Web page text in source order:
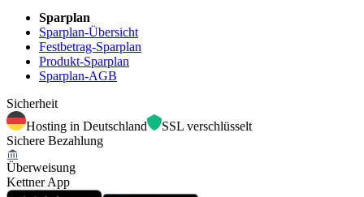
Sparplan
Sparplan-Übersicht
Festbetrag-Sparplan
Produkt-Sparplan
Sparplan-AGB
Sicherheit
Hosting in Deutschland
SSL verschlüsselt
Sichere Bezahlung
Überweisung
Kettner App